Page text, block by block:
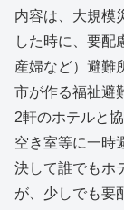
内容は、大規模
した時に、要配
産婦など）避難
市が作る福祉避
2軒のホテルと
空き室等に一時
決して誰でもホ
が、少しでも要